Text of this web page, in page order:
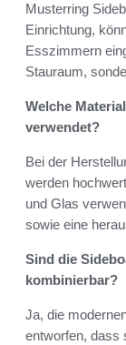
Musterring
Einrichtung,
Esszimmern
Stauraum,
Welche
verwendet?
Bei der
werden
und Glas
sowie eine
Sind die
kombinierbar?
Ja, die
entworfen, dass